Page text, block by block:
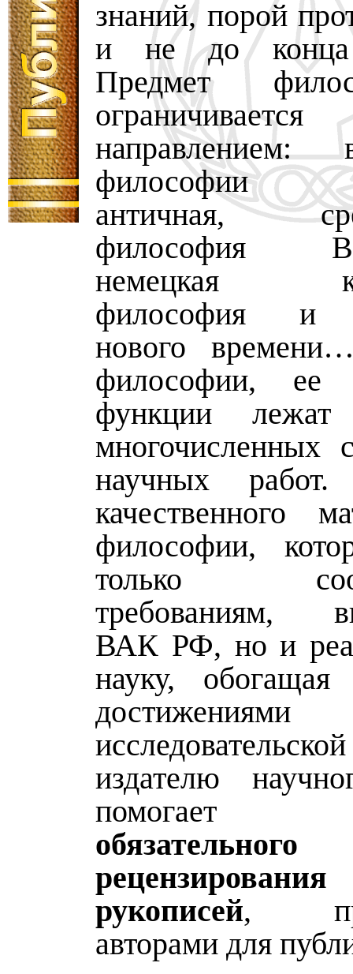
знаний, порой
и не до конца
Предмет
направлением:
философии
античная,
философия
немецкая
философия и
нового
философии, ее
функции
многочисленных
научных
качественного
философии,
только
требованиям,
ВАК РФ, но и
науку,
издателю
помогает
обязательного
рукописей,
авторами для